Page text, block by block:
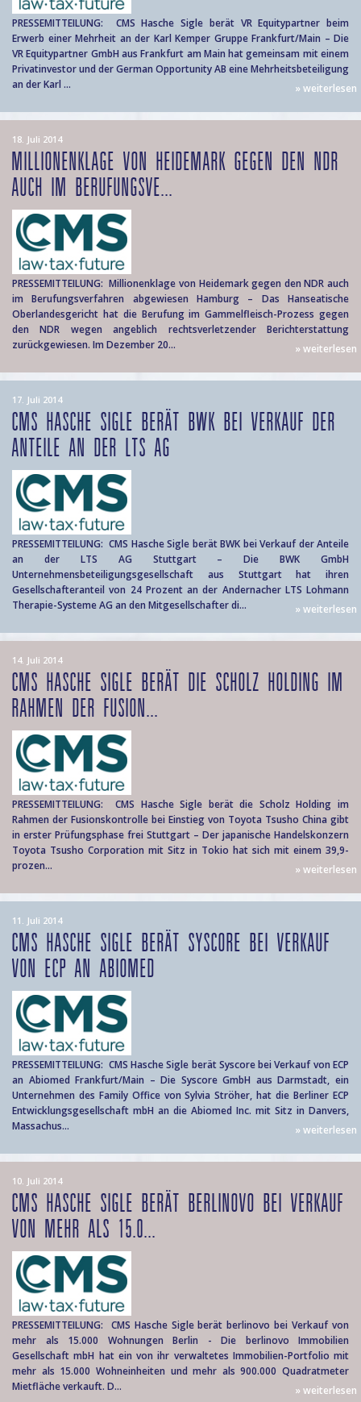
PRESSEMITTEILUNG: CMS Hasche Sigle berät VR Equitypartner beim
Erwerb einer Mehrheit an der Karl Kemper Gruppe Frankfurt/Main – Die
VR Equitypartner GmbH aus Frankfurt am Main hat gemeinsam mit einem
Privatinvestor und der German Opportunity AB eine Mehrheitsbeteiligung
an der Karl ...
» weiterlesen
18. Juli 2014
MILLIONENKLAGE VON HEIDEMARK GEGEN DEN NDR
AUCH IM BERUFUNGSVE...
PRESSEMITTEILUNG: Millionenklage von Heidemark gegen den NDR auch
im Berufungsverfahren abgewiesen Hamburg – Das Hanseatische
Oberlandesgericht hat die Berufung im Gammelfleisch-Prozess gegen
den NDR wegen angeblich rechtsverletzender Berichterstattung
zurückgewiesen. Im Dezember 20...
» weiterlesen
17. Juli 2014
CMS HASCHE SIGLE BERÄT BWK BEI VERKAUF DER
ANTEILE AN DER LTS AG
PRESSEMITTEILUNG: CMS Hasche Sigle berät BWK bei Verkauf der Anteile
an der LTS AG Stuttgart – Die BWK GmbH
Unternehmensbeteiligungsgesellschaft aus Stuttgart hat ihren
Gesellschafteranteil von 24 Prozent an der Andernacher LTS Lohmann
Therapie-Systeme AG an den Mitgesellschafter di...
» weiterlesen
14. Juli 2014
CMS HASCHE SIGLE BERÄT DIE SCHOLZ HOLDING IM
RAHMEN DER FUSION...
PRESSEMITTEILUNG: CMS Hasche Sigle berät die Scholz Holding im
Rahmen der Fusionskontrolle bei Einstieg von Toyota Tsusho China gibt
in erster Prüfungsphase frei Stuttgart – Der japanische Handelskonzern
Toyota Tsusho Corporation mit Sitz in Tokio hat sich mit einem 39,9-
prozen...
» weiterlesen
11. Juli 2014
CMS HASCHE SIGLE BERÄT SYSCORE BEI VERKAUF
VON ECP AN ABIOMED
PRESSEMITTEILUNG: CMS Hasche Sigle berät Syscore bei Verkauf von ECP
an Abiomed Frankfurt/Main – Die Syscore GmbH aus Darmstadt, ein
Unternehmen des Family Office von Sylvia Ströher, hat die Berliner ECP
Entwicklungsgesellschaft mbH an die Abiomed Inc. mit Sitz in Danvers,
Massachus...
» weiterlesen
10. Juli 2014
CMS HASCHE SIGLE BERÄT BERLINOVO BEI VERKAUF
VON MEHR ALS 15.0...
PRESSEMITTEILUNG: CMS Hasche Sigle berät berlinovo bei Verkauf von
mehr als 15.000 Wohnungen Berlin - Die berlinovo Immobilien
Gesellschaft mbH hat ein von ihr verwaltetes Immobilien-Portfolio mit
mehr als 15.000 Wohneinheiten und mehr als 900.000 Quadratmeter
Mietfläche verkauft. D...
» weiterlesen